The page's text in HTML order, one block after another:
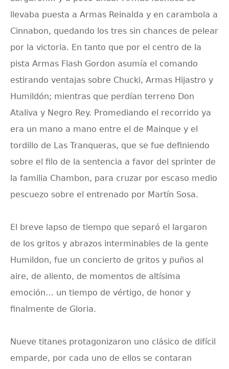
llevaba puesta a Armas Reinalda y en carambola a
Cinnabon, quedando los tres sin chances de pelear
por la victoria. En tanto que por el centro de la
pista Armas Flash Gordon asumía el comando
estirando ventajas sobre Chucki, Armas Hijastro y
Humildón; mientras que perdían terreno Don
Ataliva y Negro Rey. Promediando el recorrido ya
era un mano a mano entre el de Mainque y el
tordillo de Las Tranqueras, que se fue definiendo
sobre el filo de la sentencia a favor del sprinter de
la familia Chambon, para cruzar por escaso medio
pescuezo sobre el entrenado por Martín Sosa.
El breve lapso de tiempo que separó el largaron
de los gritos y abrazos interminables de la gente
Humildon, fue un concierto de gritos y puños al
aire, de aliento, de momentos de altísima
emoción… un tiempo de vértigo, de honor y
finalmente de Gloria.
Nueve titanes protagonizaron uno clásico de difícil
emparde, por cada uno de ellos se contaran